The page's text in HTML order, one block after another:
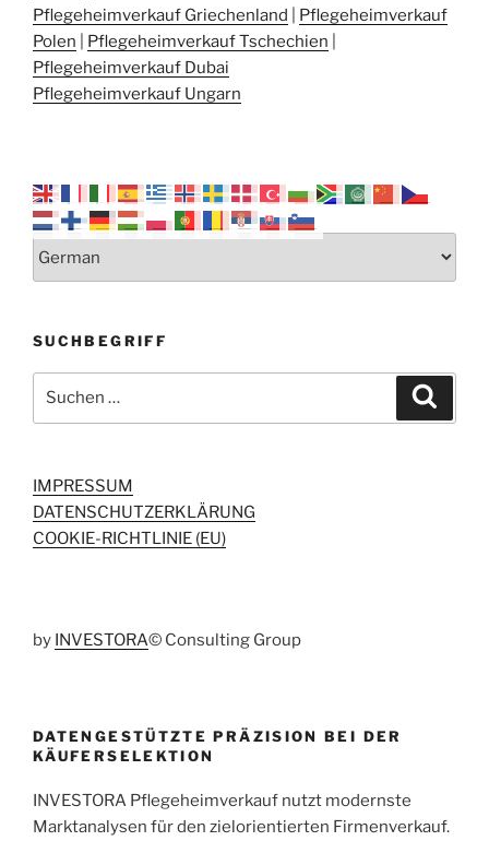
Pflegeheimverkauf Griechenland
Pflegeheimverkauf
Polen
Pflegeheimverkauf Tschechien
Pflegeheimverkauf Dubai
Pflegeheimverkauf Ungarn
SUCHBEGRIFF
nach:
IMPRESSUM
DATENSCHUTZERKLÄRUNG
COOKIE-RICHTLINIE (EU)
by INVESTORA© Consulting Group
DATENGESTÜTZTE PRÄZISION BEI DER
KÄUFERSELEKTION
INVESTORA Pflegeheimverkauf nutzt modernste
Marktanalysen für den zielorientierten Firmenverkauf.